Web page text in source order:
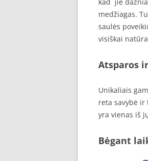
medžiagas.
saulės
visiškai
Atsparos
Unikaliais
reta savybė
yra vienas iš
Bėgant